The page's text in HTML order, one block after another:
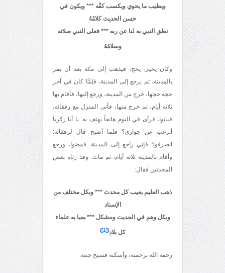
ويطيب ما يحوي ويكسب كفّه *** ويكون في
حسن الحديث كلامُهُ
نطق النبي به لنا عن ربه *** فعلى النبي صلاته
وسلامُهُ
وكان يحيى يحج، فيذهب إلى مكة بعد أن يمر
بالمدينة، ثم يرجع إلى المدينة، فلمَّا كان في آخر
حجة حجها، خرج من المدينة، ورجع إليها، فأقام بها
ثلاثة أيام، ثم خرج منها، فأتى المنزل مع رفقائه،
فباتوا، فرأى في النوم هاتفاً يهتف به: يا أبا زكريا
أترغب عن جواري؟ فلما أصبح قال لرفقائه:
انصرفوا؛ فإني راجع إلى المدينة. فمضوا، ورجع
وأقام بالمدينة ثلاثة أيام، ثم مات. وقد رثاه بعض
المحدثين فقال:
ذهب العليم بعيب كل محدث *** وبكل مختلف من
الإسناد
وبكل وهم في الحديث ومشكل *** يعيا به علماء
كل بلادِ(
[1]
)
رحمه الله برحمته، وأسكنه فسيح جنته.